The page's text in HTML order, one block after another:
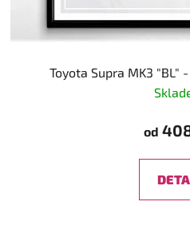
Toyota Supra MK3 "BL"
od